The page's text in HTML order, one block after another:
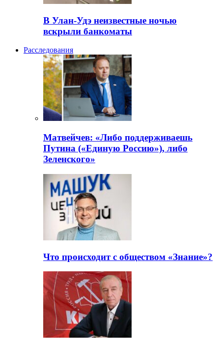
В Улан-Удэ неизвестные ночью
вскрыли банкоматы
Расследования
Матвейчев: «Либо поддерживаешь
Путина («Единую Россию»), либо
Зеленского»
Что происходит с обществом «Знание»?